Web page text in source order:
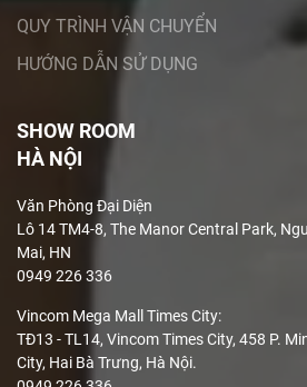
QUY TRÌNH VẬN CHUYỂN
HƯỚNG DẪN SỬ DỤNG
SHOW ROOM
HÀ NỘI
Văn Phòng Đại Diện
Lô 14 TM4-8, The Manor Central Park,
Mai, HN
0949 226 336
Vincom Mega Mall Times City:
TĐ13 - TL14, Vincom Times City, 458 P.
City, Hai Bà Trưng, Hà Nội.